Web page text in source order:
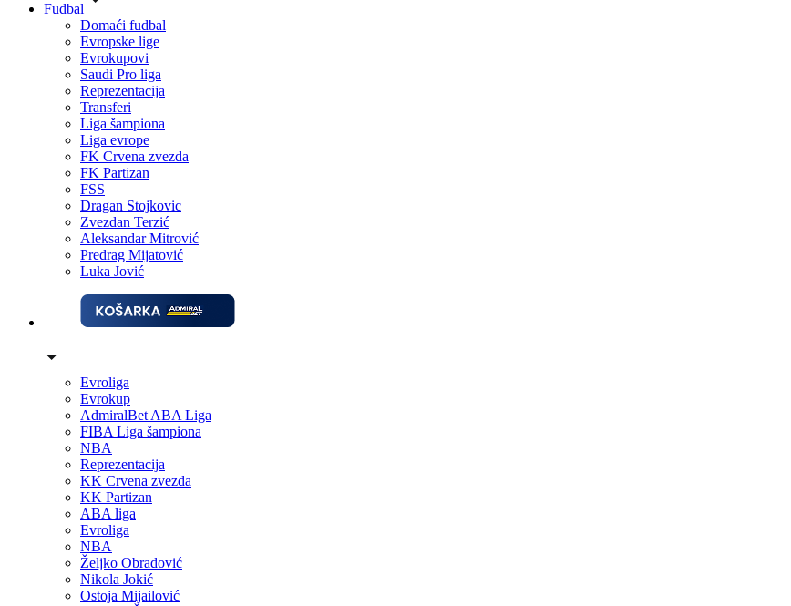
Fudbal
Domaći fudbal
Evropske lige
Evrokupovi
Saudi Pro liga
Reprezentacija
Transferi
Liga šampiona
Liga evrope
FK Crvena zvezda
FK Partizan
FSS
Dragan Stojkovic
Zvezdan Terzić
Aleksandar Mitrović
Predrag Mijatović
Luka Jović
Evroliga
Evrokup
AdmiralBet ABA Liga
FIBA Liga šampiona
NBA
Reprezentacija
KK Crvena zvezda
KK Partizan
ABA liga
Evroliga
NBA
Željko Obradović
Nikola Jokić
Ostoja Mijailović